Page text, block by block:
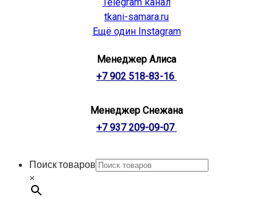
Telegram канал
tkani-samara.ru
Ещё один Instagram
Менеджер Алиса
+7 902 518-83-16
Менеджер Снежана
+7 937 209-09-07
Поиск товаров
×